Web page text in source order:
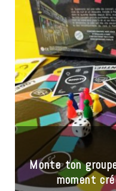
Monte ton
moment